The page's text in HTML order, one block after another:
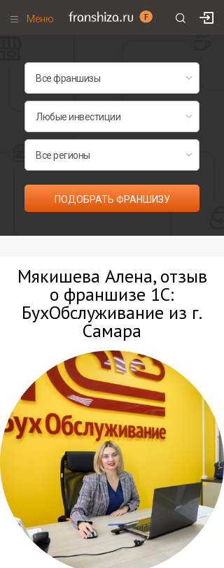
Меню
Франшизы по категориям
ПОДОБРАТЬ ФРАНШИЗУ
Мякишева Алена, отзыв
о франшизе 1С:
БухОбслуживание из г.
Самара